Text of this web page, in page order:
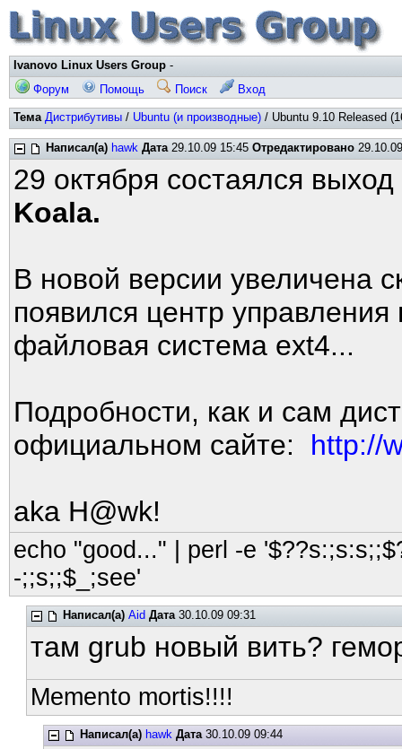
Ivanovo Linux Users Group -
Форум
Помощь Поиск Вход
Тема Дистрибутивы / Ubuntu (и производные) / Ubuntu 9.10 Released
Написал(а) hawk Дата29.10.09 15:45 Отредактировано
29 октября состаялся
Koala.
В новой версии увеличена
появился центр
файловая система ext4...
Подробности, как и сам
официальном сайте: http://
aka H@wk!
echo "good..." | perl -e
-;;s;;$_;see'
Написал(а) Aid Дата30.10.09 09:31
там grub новый вить?
Memento mortis!!!!
Написал(а) hawk Дата30.10.09 09:44